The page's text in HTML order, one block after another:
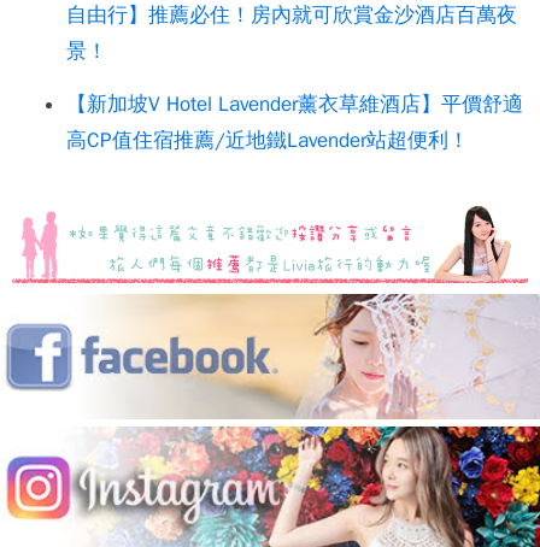
自由行】推薦必住！房內就可欣賞金沙酒店百萬夜
景！
【新加坡V Hotel Lavender薰衣草維酒店】平價舒適
高CP值住宿推薦/近地鐵Lavender站超便利！